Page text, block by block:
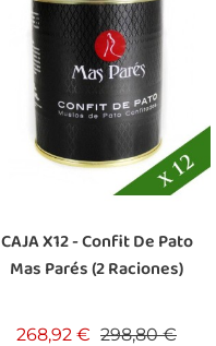
CAJA X12 - Confit De Pato
Mas Parés (2 Raciones)
268,92 € Precio base
298,80 €